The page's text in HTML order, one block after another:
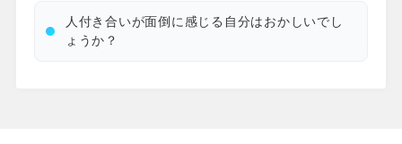
人付き合いが面倒に感じる自分はおかしいでし
ょうか？